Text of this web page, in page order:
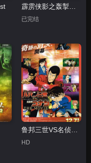
霹雳侠影之轰掣天下
已完结
HD